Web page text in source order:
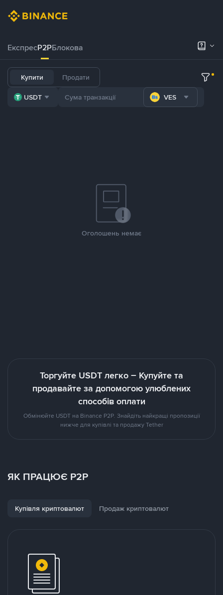
ЕкспресP2PБлокова
Купити Продати
USDT VES
Оголошень немає
Торгуйте USDT легко – Купуйте та
продавайте за допомогою улюблених
способів оплати
Обмінюйте USDT на Binance P2P. Знайдіть найкращі пропозиції
нижче для купівлі та продажу Tether
ЯК ПРАЦЮЄ P2P
Купівля криптовалют Продаж криптовалют